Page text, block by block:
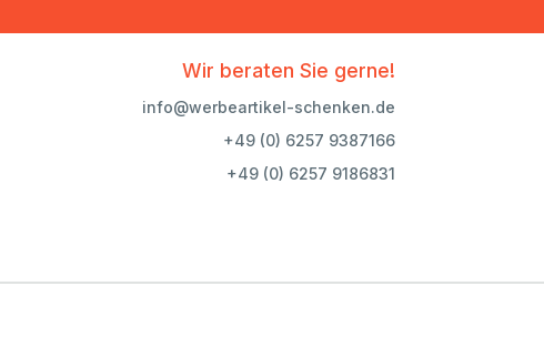
Wir beraten Sie gerne!
info@werbeartikel-schenken.de
+49 (0) 6257 9387166
+49 (0) 6257 9186831